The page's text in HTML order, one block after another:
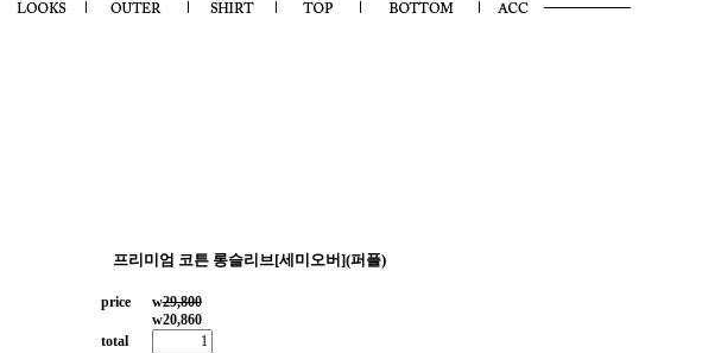
프리미엄 코튼 롱슬리브[세미오버](퍼플)
price w29,800
w20,860
total